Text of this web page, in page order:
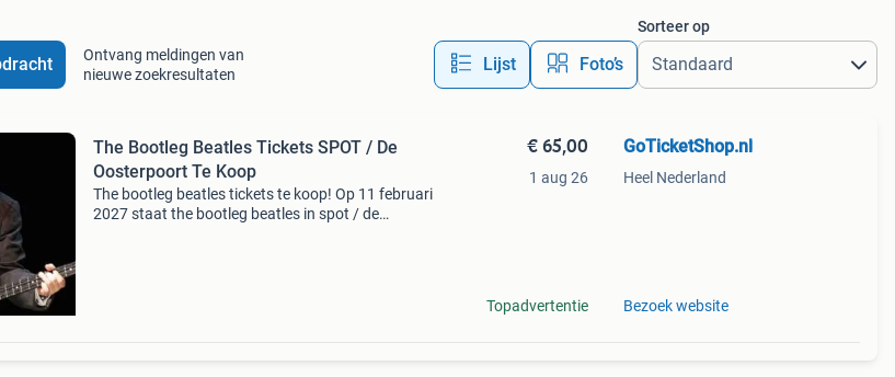
Ontvang meldingen van
nieuwe zoekresultaten
Lijst Foto’s
Sorteer op
The Bootleg Beatles Tickets SPOT / De
Oosterpoort Te Koop
The bootleg beatles tickets te koop! Op 11 februari
2027 staat the bootleg beatles in spot / de
€ 65,00
1 aug 26
Topadvertentie
GoTicketShop.nl
Heel Nederland
Bezoek website